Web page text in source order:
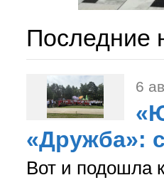
Последние
6
«Дружба»:
Вот и подошла